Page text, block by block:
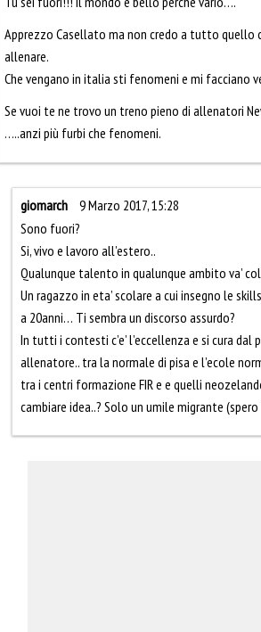
Apprezzo Casellato ma non credo a tutto quello
allenare.
Che vengano in italia sti fenomeni e mi facciano
Se vuoi te ne trovo un treno pieno di allenatori
…..anzi più furbi che fenomeni.
giomarch
9 Marzo 2017, 15:28
Sono fuori?
Si, vivo e lavoro all’estero..
Qualunque talento in qualunque ambito va’
Un ragazzo in eta’ scolare a cui insegno le
a 20anni… Ti sembra un discorso assurdo?
In tutti i contesti c’e’ l’eccellenza e si cura
allenatore.. tra la normale di pisa e l’ecole
tra i centri formazione FIR e e quelli
cambiare idea..? Solo un umile migrante